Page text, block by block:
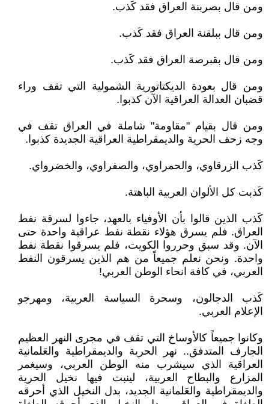
ومن قال بصربنة العراق فقد كَذب.
ومن قال ببلقنة العراق فقد كَذب.
ومن قال بقبرصة العراق فقد كَذب.
ومن قال بعودة الديكتاتورية الشمولية التي تقف وراء
قضبان العدالة العراقية الآن كذبوا.
ومن قال بقيام "مقاومة" شاملة في العراق تقف في
وجه زحف الحرية والديمقراطية العراقية الجديدة كذبوا.
كَذب الزرقاوي، والحمراوي، والصفراوي، والخضرواي.
كَذبت كل الألوان العربية الباهتة.
كَذب الذين قالوا بأن الأوفياء بالعهد، جاءوا لسرقة نفط
العراق. فلم يسرق هؤلاء نقطة نفط عراقية واحدة حتى
الآن. وقد سبق وحرروا الكويت، فلم يسرقوا نقطة نفط
واحدة. ونحن نعلم جميعاً من هم الذين يسرقون النفط
العربي، في كافة انحاء الوطن العربي!
كَذب الدجالون، وسحرة السياسة العربية، ومهرجو
الإعلام العربي.
وكانوا جميعاً كالأوساخ التي تقف في مجرى النهر العظيم
الجارف المتدفق.. نهر الحرية والديمقراطية والعَلمانية
العراقية الذي سيشرب منه الوطن العربي، وسيغمر
المزارع والبطاح العربية، لينبت فيها نخيل الحرية
والديمقراطية والعَلمانية الجديد، بدل النخيل الذي أحرقه